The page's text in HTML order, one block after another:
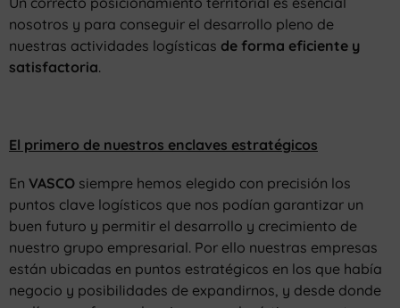
nosotros y para conseguir el desarrollo pleno de
nuestras actividades logísticas de forma eficiente y
satisfactoria.
El primero de nuestros enclaves estratégicos
En VASCO siempre hemos elegido con precisión los
puntos clave logísticos que nos podían garantizar un
buen futuro y permitir el desarrollo y crecimiento de
nuestro grupo empresarial. Por ello nuestras empresas
están ubicadas en puntos estratégicos en los que había
negocio y posibilidades de expandirnos, y desde donde